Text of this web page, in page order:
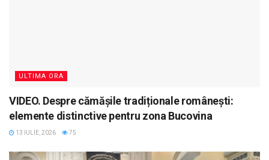
ULTIMA ORA
VIDEO. Despre cămășile tradiționale românești:
elemente distinctive pentru zona Bucovina
13 IULIE, 2026 75